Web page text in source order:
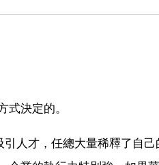
決定的。
人才，任總大量稀釋了自